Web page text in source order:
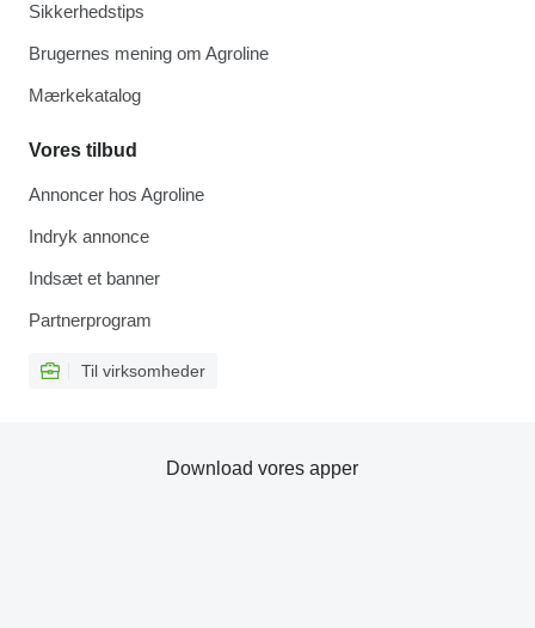
Sikkerhedstips
Brugernes mening om Agroline
Mærkekatalog
Vores tilbud
Annoncer hos Agroline
Indryk annonce
Indsæt et banner
Partnerprogram
Til virksomheder
Download vores apper